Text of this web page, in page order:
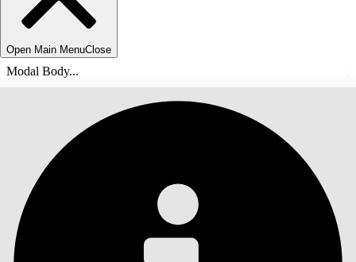
Open Main MenuClose
Modal Body...
INNEHÅLLSFÖRTECKNINGAR